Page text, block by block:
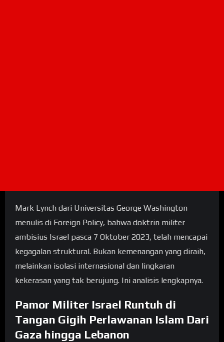
Mark Lynch dari Universitas George Washington
menulis di Foreign Policy, bahwa doktrin militer
ambisius Israel pasca 7 Oktober 2023, telah mencapai
kegagalan struktural. Bukan kemenangan yang diraih,
melainkan isolasi internasional dan lingkaran
kekerasan yang tak berujung. Ini analisis lengkapnya.
Pamor Militer Israel Runtuh di
Tangan Gigih Perlawanan Islam Dari
Gaza hingga Lebanon